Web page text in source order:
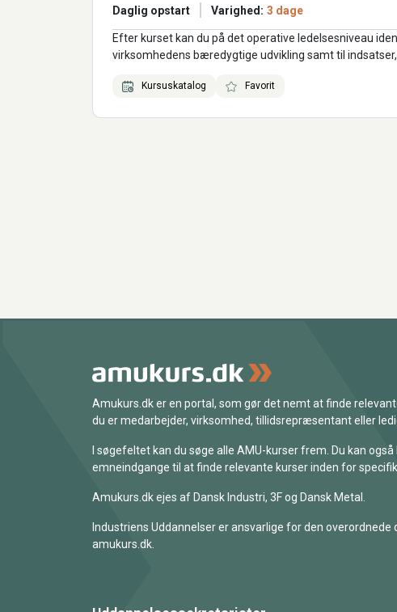
Daglig opstart Varighed: 3 dage
Efter kurset kan du på det operative ledelsesniveau
virksomhedens bæredygtige udvikling samt til
Kursuskatalog Favorit
Amukurs.dk er en portal, som gør det nemt at finde
du er medarbejder, virksomhed, tillidsrepræsentant eller
I søgefeltet kan du søge alle AMU-kurser frem. Du kan
emneindgange til at finde relevante kurser inden for
Amukurs.dk ejes af Dansk Industri, 3F og Dansk Metal.
Industriens Uddannelser er ansvarlige for den
amukurs.dk.